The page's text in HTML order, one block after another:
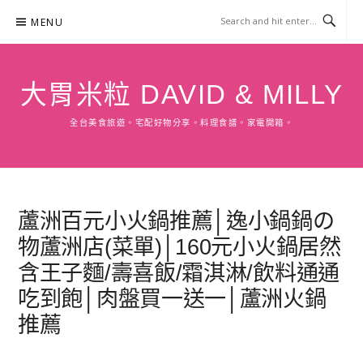
content
MENU
大胃米粒 DAVID & MILLY
全台美食旅遊。宅配好物分享。料理食譜。家電開箱。
蘆洲百元小火鍋推薦│逸小鍋鍋の
物蘆洲店(菜單)│160元小火鍋居然
含王子麵/壽喜飯/霜淇淋/飲料通通
吃到飽│肉盤買一送一│蘆洲火鍋
推薦